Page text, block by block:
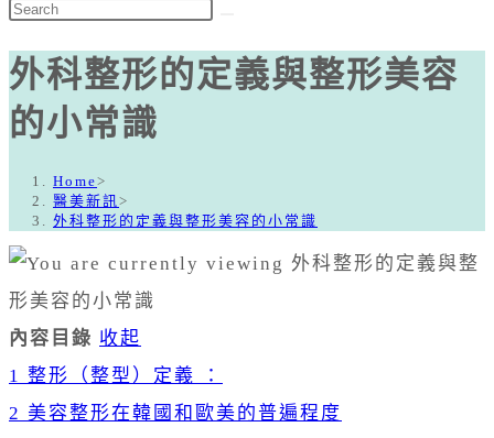
外科整形的定義與整形美容
的小常識
Home>
醫美新訊 >
外科整形的定義與整形美容的小常識
內容目錄 收起
1 整形（整型）定義 ：
2 美容整形在韓國和歐美的普遍程度